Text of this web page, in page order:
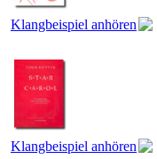
Klangbeispiel anhören
Klangbeispiel anhören